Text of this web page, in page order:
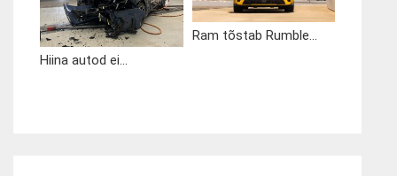
Hiina autod ei...
Ram tõstab Rumble...